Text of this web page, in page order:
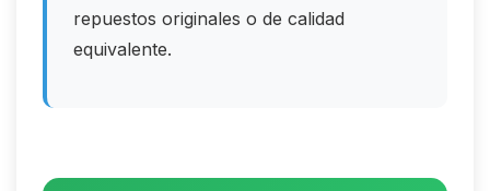
repuestos originales o de calidad
equivalente.